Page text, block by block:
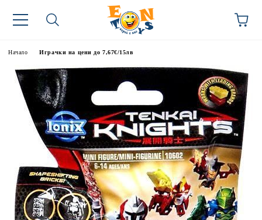
Начало Играчки на цени до 7,67€/15лв